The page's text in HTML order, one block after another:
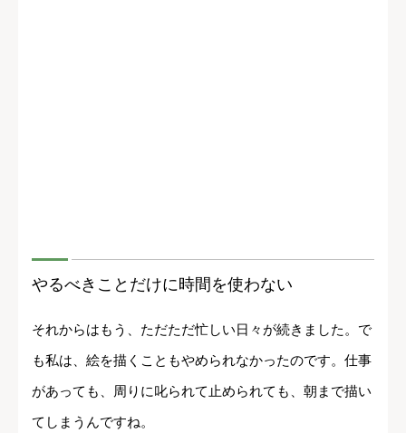
やるべきことだけに時間を使わない
それからはもう、ただただ忙しい日々が続きました。で
も私は、絵を描くこともやめられなかったのです。仕事
があっても、周りに叱られて止められても、朝まで描い
てしまうんですね。